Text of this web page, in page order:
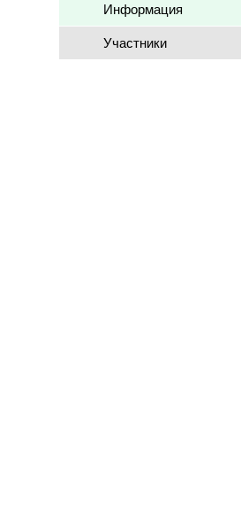
Информация
Участники